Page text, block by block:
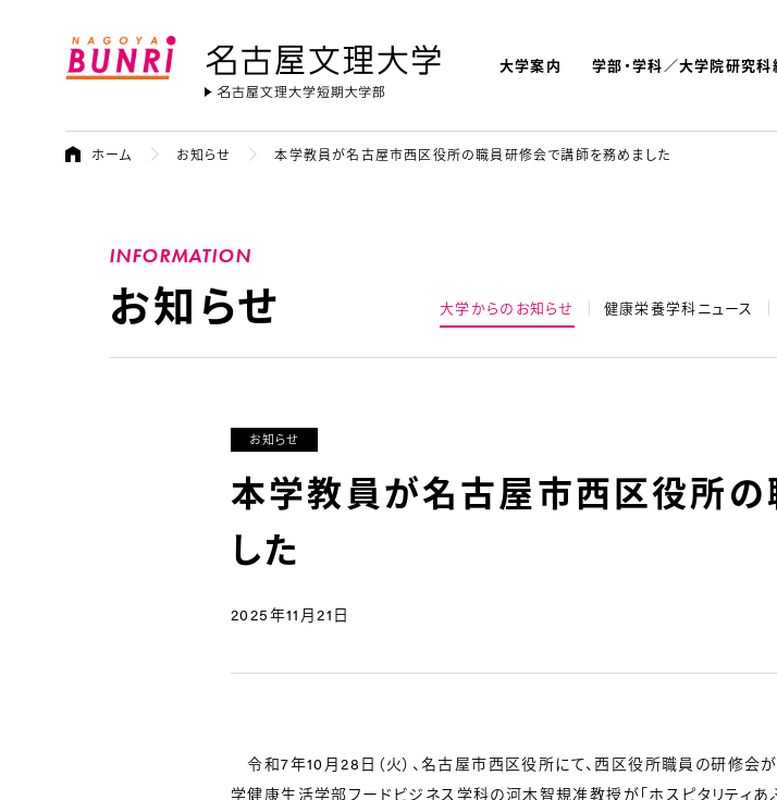
名古屋文理大学
大学案内 学部・学科／大学院研究科
ホーム お知らせ 本学教員が名古屋市西区役所の職員研修会で講師を務めました
INFORMATION
お知らせ 大学からのお知らせ 健康栄養学科ニュース
お知らせ
本学教員が名古屋市西区役所
した
2025年11月21日
令和7年10月28日（火）、名古屋市西区役所にて、西区役所職員の研修会
学健康生活学部フードビジネス学科の河木智規准教授が「ホスピタリティあ